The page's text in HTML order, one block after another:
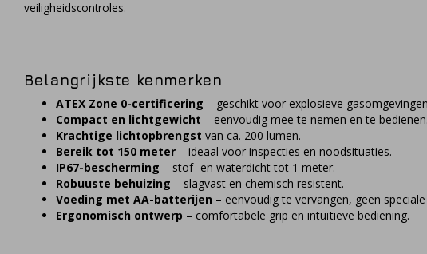
veiligheidscontroles.
Belangrijkste kenmerken
ATEX Zone 0-certificering – geschikt voor explosieve
Compact en lichtgewicht – eenvoudig mee te nemen en te bedienen.
Krachtige lichtopbrengst van ca. 200 lumen.
Bereik tot 150 meter – ideaal voor inspecties en noodsituaties.
IP67-bescherming – stof- en waterdicht tot 1 meter.
Robuuste behuizing – slagvast en chemisch resistent.
Voeding met AA-batterijen – eenvoudig te vervangen, geen
Ergonomisch ontwerp – comfortabele grip en intuïtieve bediening.